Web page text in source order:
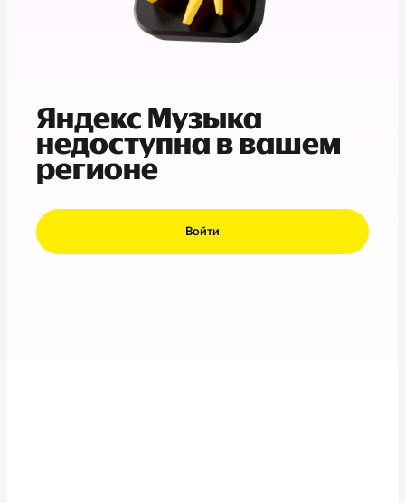
Яндекс Музыка
недоступна в вашем
регионе
Войти